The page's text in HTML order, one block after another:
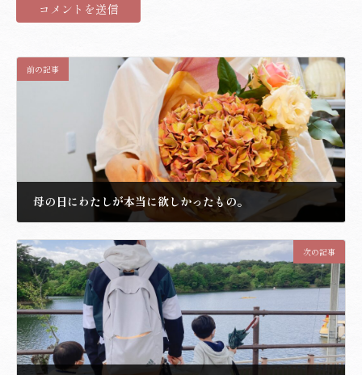
前の記事
母の日にわたしが本当に欲しかったもの。
次の記事